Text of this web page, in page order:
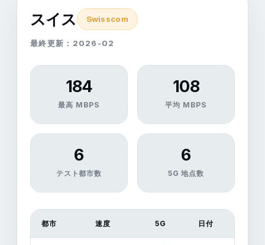
スイス Swisscom
最終更新：2026-02
184
最高 MBPS
108
平均 MBPS
6
テスト都市数
6
5G 地点数
都市 速度 5G 日付